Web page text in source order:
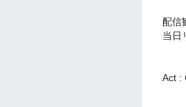
配信
当日
Act :